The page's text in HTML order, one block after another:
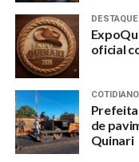
informará que este
de bate-papo.
desejam dirigir o
devem falar e expor
RELATED TOPICS:
PRE-CANDIDATOS-A-
CONVIDADOS-A-
APRESENTAREM-SUAS-
oficial
COTIDIANO
Prefeita
de
Quinari